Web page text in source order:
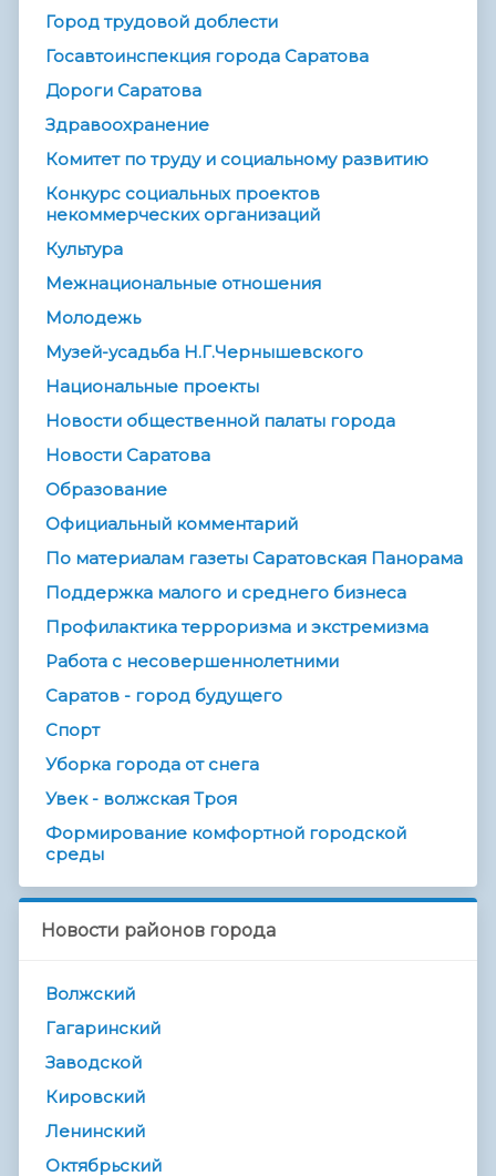
Город трудовой доблести
Госавтоинспекция города Саратова
Дороги Саратова
Здравоохранение
Комитет по труду и социальному развитию
Конкурс социальных проектов
некоммерческих организаций
Культура
Межнациональные отношения
Молодежь
Музей-усадьба Н.Г.Чернышевского
Национальные проекты
Новости общественной палаты города
Новости Саратова
Образование
Официальный комментарий
По материалам газеты Саратовская Панорама
Поддержка малого и среднего бизнеса
Профилактика терроризма и экстремизма
Работа с несовершеннолетними
Саратов - город будущего
Спорт
Уборка города от снега
Увек - волжская Троя
Формирование комфортной городской
среды
Новости районов города
Волжский
Гагаринский
Заводской
Кировский
Ленинский
Октябрьский